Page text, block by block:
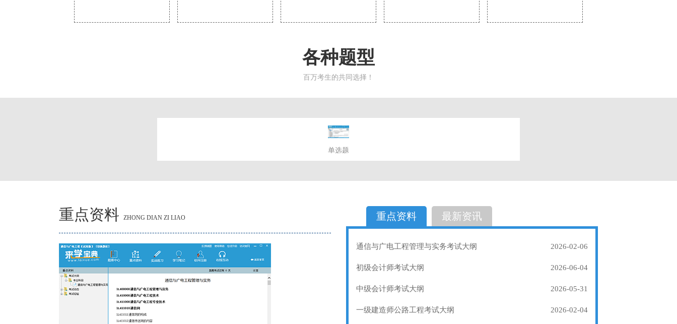
各种题型
百万考生的共同选择！
单选题
选择题
重点资料 ZHONG DIAN ZI LIAO 重点资料 最新资讯
通信与广电工程管理与实务考试大纲 2026-02-06
初级会计师考试大纲 2026-06-04
中级会计师考试大纲 2026-05-31
一级建造师公路工程考试大纲 2026-02-04